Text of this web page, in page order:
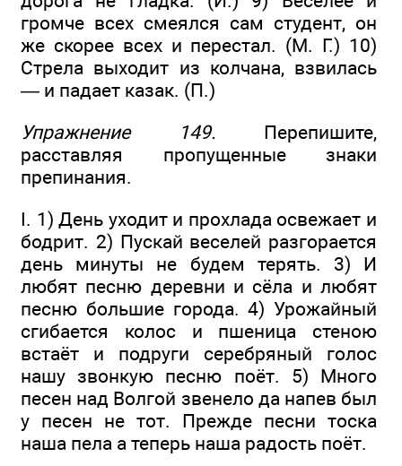
громче всех смеялся сам студент, он
же скорее всех и перестал. (М. Г.) 10)
Стрела выходит из колчана, взвилась
— и падает казак. (П.)
Упражнение 149. Перепишите,
расставляя пропущенные знаки
препинания.
I. 1) День уходит и прохлада освежает и
бодрит. 2) Пускай веселей разгорается
день минуты не будем терять. 3) И
любят песню деревни и сёла и любят
песню большие города. 4) Урожайный
сгибается колос и пшеница стеною
встаёт и подруги серебряный голос
нашу звонкую песню поёт. 5) Много
песен над Волгой звенело да напев был
у песен не тот. Прежде песни тоска
наша пела а теперь наша радость поёт.